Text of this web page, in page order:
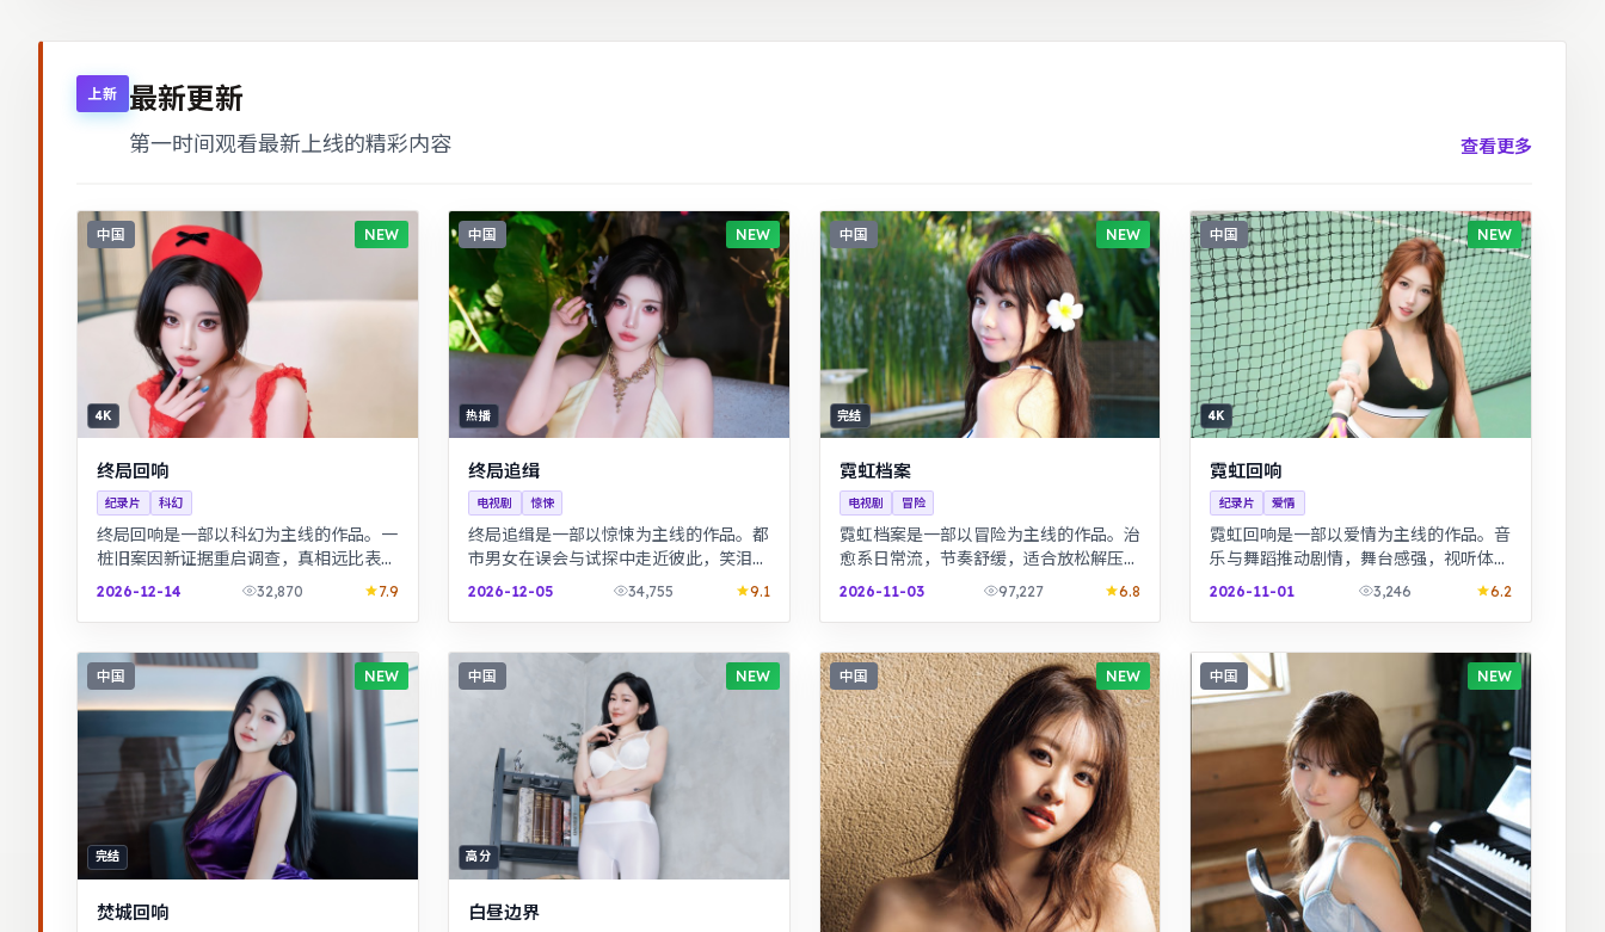
上新 最新更新
第一时间观看最新上线的精彩内容 查看更多
中国 NEW
4K
终局回响
纪录片 科幻
终局回响是一部以科幻为主线的作品。一
桩旧案因新证据重启调查，真相远比表面
更加残酷。热血与幽默并存，友情与信念
贯穿始终，适合全家观看。
2026-12-14 32,870 7.9
中国 NEW
热播
终局追缉
电视剧 惊悚
终局追缉是一部以惊悚为主线的作品。都
市男女在误会与试探中走近彼此，笑泪交
织的成长故事。治愈系日常流，节奏舒
缓，适合放松解压观看。
2026-12-05 34,755 9.1
中国 NEW
完结
霓虹档案
电视剧 冒险
霓虹档案是一部以冒险为主线的作品。治
愈系日常流，节奏舒缓，适合放松解压观
看。历史背景下的小人物命运，细节考
2026-11-03 97,227 6.8
中国 NEW
4K
霓虹回响
纪录片 爱情
霓虹回响是一部以爱情为主线的作品。音
乐与舞蹈推动剧情，舞台感强，视听体验
突出。青春群像刻画校园与初入社会的迷
2026-11-01 3,246 6.2
中国 NEW
完结
焚城回响
中国 NEW
高分
白昼边界
中国 NEW 中国 NEW